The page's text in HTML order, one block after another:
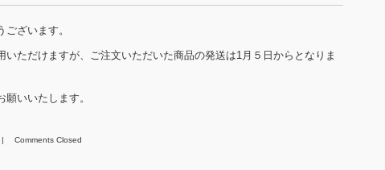
ざいます。
いただけますが、ご注文いただいた商品の発送は1月５日からとなりま
いいたします。
| Comments Closed